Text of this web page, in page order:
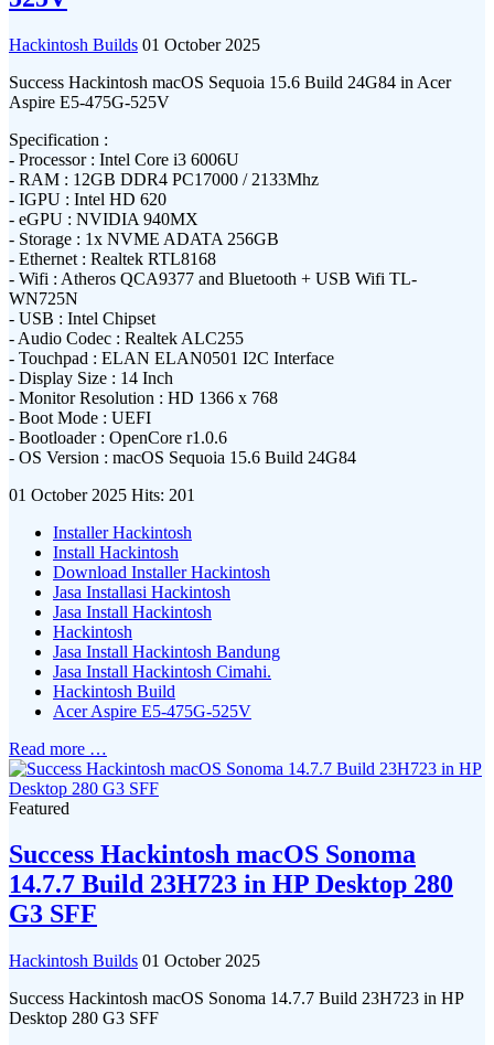
Hackintosh Builds 01 October 2025
Success Hackintosh macOS Sequoia 15.6 Build 24G84 in Acer
Aspire E5-475G-525V
Specification :
- Processor : Intel Core i3 6006U
- RAM : 12GB DDR4 PC17000 / 2133Mhz
- IGPU : Intel HD 620
- eGPU : NVIDIA 940MX
- Storage : 1x NVME ADATA 256GB
- Ethernet : Realtek RTL8168
- Wifi : Atheros QCA9377 and Bluetooth + USB Wifi TL-
WN725N
- USB : Intel Chipset
- Audio Codec : Realtek ALC255
- Touchpad : ELAN ELAN0501 I2C Interface
- Display Size : 14 Inch
- Monitor Resolution : HD 1366 x 768
- Boot Mode : UEFI
- Bootloader : OpenCore r1.0.6
- OS Version : macOS Sequoia 15.6 Build 24G84
01 October 2025 Hits: 201
Installer Hackintosh
Install Hackintosh
Download Installer Hackintosh
Jasa Installasi Hackintosh
Jasa Install Hackintosh
Hackintosh
Jasa Install Hackintosh Bandung
Jasa Install Hackintosh Cimahi.
Hackintosh Build
Acer Aspire E5-475G-525V
Read more …
Featured
Success Hackintosh macOS Sonoma
14.7.7 Build 23H723 in HP Desktop 280
G3 SFF
Hackintosh Builds 01 October 2025
Success Hackintosh macOS Sonoma 14.7.7 Build 23H723 in HP
Desktop 280 G3 SFF